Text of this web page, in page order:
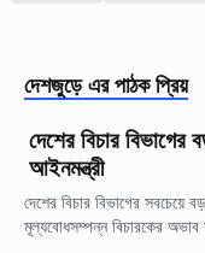
দেশজুড়ে এর পাঠক প্রিয়
দেশের বিচার
আইনমন্ত্রী
দেশের বিচার বিভাগের সবচেয়ে
মূল্যবোধসম্পন্ন বিচারকের অভাব